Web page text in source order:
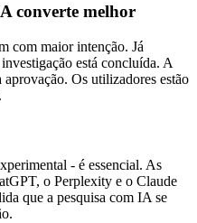
converte melhor
com maior intenção. Já
está concluída. A
Os utilizadores estão
- é essencial. As
o Perplexity e o Claude
que a pesquisa com IA se